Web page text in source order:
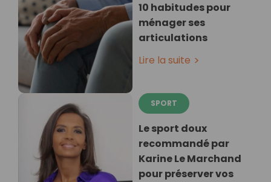
10 habitudes pour
ménager ses
articulations
Lire la suite
SPORT
Le sport doux
recommandé par
Karine Le Marchand
pour préserver vos